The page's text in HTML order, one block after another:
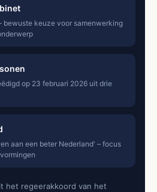
bewuste keuze voor samenwerking
op 23 februari 2026 uit drie
aan een beter Nederland' – focus
het regeerakkoord van het